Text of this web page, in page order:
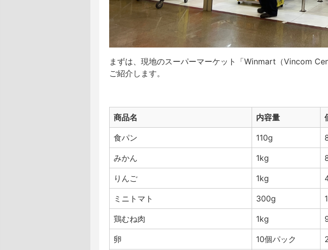
まずは、現地のスーパーマーケット「Winmart（Vincom
ご紹介します。
商品名 内容量
食パン 110g
みかん 1kg
りんご 1kg
ミニトマト 300g
鶏むね肉 1kg
卵 10個パック